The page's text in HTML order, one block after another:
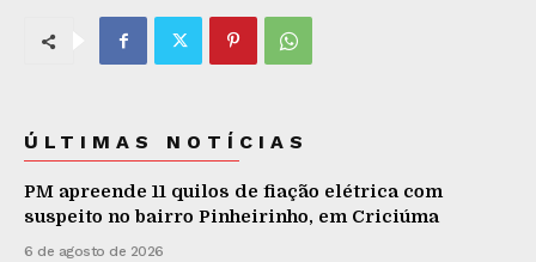
ÚLTIMAS NOTÍCIAS
PM apreende 11 quilos de fiação elétrica com
suspeito no bairro Pinheirinho, em Criciúma
6 de agosto de 2026